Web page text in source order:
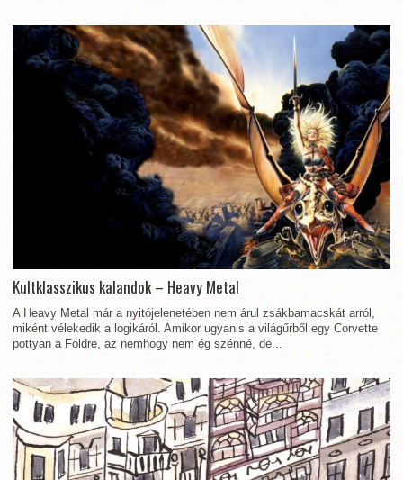
Kultklasszikus kalandok – Heavy Metal
A Heavy Metal már a nyitójelenetében nem árul zsákbamacskát arról,
miként vélekedik a logikáról. Amikor ugyanis a világűrből egy Corvette
pottyan a Földre, az nemhogy nem ég szénné, de...